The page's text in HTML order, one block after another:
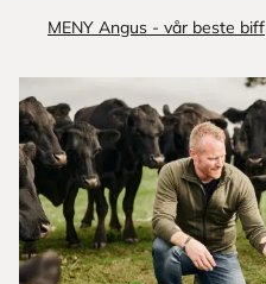
MENY Angus - vår beste biff